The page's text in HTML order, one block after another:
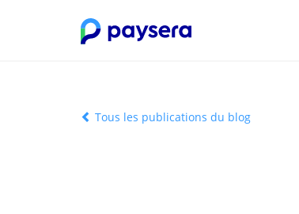
Tous les publications du blog